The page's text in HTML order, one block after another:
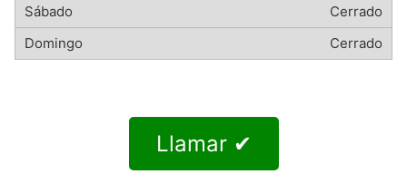
Cerrado
Cerrado
Llamar ✔